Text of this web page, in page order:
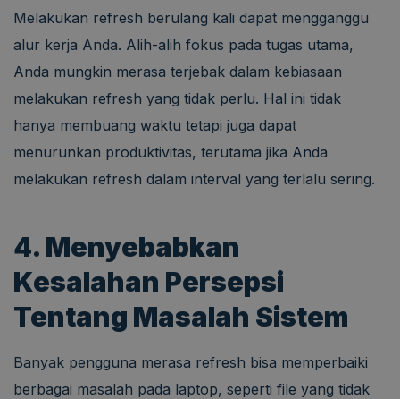
Melakukan refresh berulang kali dapat mengganggu
alur kerja Anda. Alih-alih fokus pada tugas utama,
Anda mungkin merasa terjebak dalam kebiasaan
melakukan refresh yang tidak perlu. Hal ini tidak
hanya membuang waktu tetapi juga dapat
menurunkan produktivitas, terutama jika Anda
melakukan refresh dalam interval yang terlalu sering.
4. Menyebabkan
Kesalahan Persepsi
Tentang Masalah Sistem
Banyak pengguna merasa refresh bisa memperbaiki
berbagai masalah pada laptop, seperti file yang tidak